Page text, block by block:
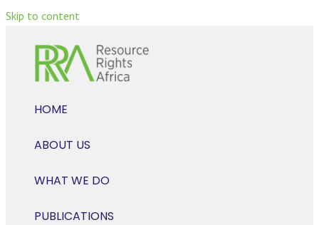
Skip to content
HOME
ABOUT US
WHAT WE DO
PUBLICATIONS